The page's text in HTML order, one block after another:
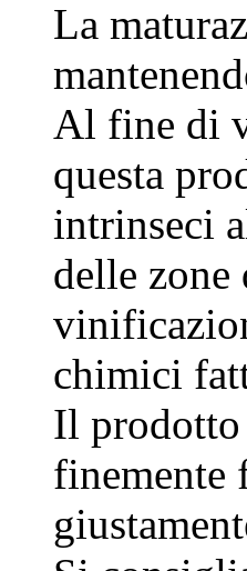
La
Al fine di
questa
intrinseci
delle zone
chimici
Il prodotto
finemente